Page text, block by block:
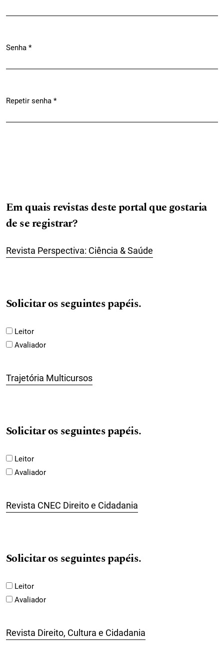
Senha *
Repetir senha *
Em quais revistas deste portal que gostaria
de se registrar?
Revista Perspectiva: Ciência & Saúde
Solicitar os seguintes papéis.
Leitor
Avaliador
Trajetória Multicursos
Solicitar os seguintes papéis.
Leitor
Avaliador
Revista CNEC Direito e Cidadania
Solicitar os seguintes papéis.
Leitor
Avaliador
Revista Direito, Cultura e Cidadania